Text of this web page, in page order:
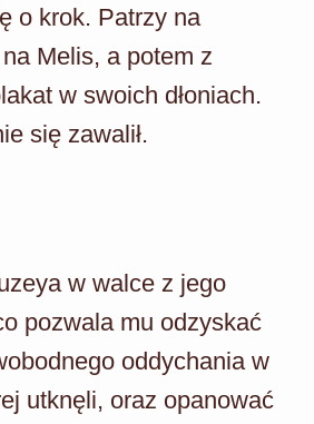
o krok. Patrzy na
Melis, a potem z
w swoich dłoniach.
się zawalił.
w walce z jego
pozwala mu odzyskać
oddychania w
utknęli, oraz opanować